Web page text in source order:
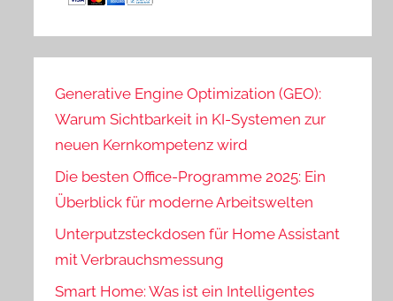
Generative Engine Optimization (GEO):
Warum Sichtbarkeit in KI-Systemen zur
neuen Kernkompetenz wird
Die besten Office-Programme 2025: Ein
Überblick für moderne Arbeitswelten
Unterputzsteckdosen für Home Assistant
mit Verbrauchsmessung
Smart Home: Was ist ein Intelligentes